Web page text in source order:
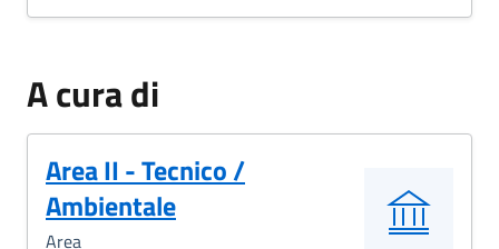
A cura di
Area II - Tecnico /
Ambientale
Area